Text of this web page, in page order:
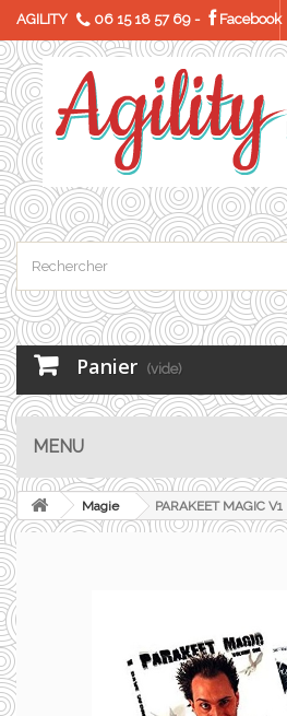
AGILITY 06 15 18 57 69 - Facebook
Panier (vide)
MENU
Magie PARAKEET MAGIC V1